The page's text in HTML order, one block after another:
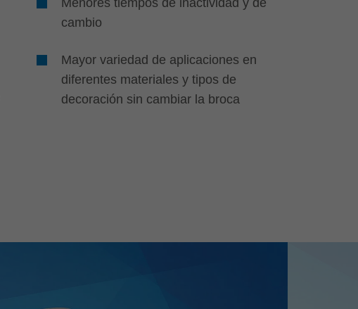
Menores tiempos de inactividad y de
cambio
Mayor variedad de aplicaciones en
diferentes materiales y tipos de
decoración sin cambiar la broca